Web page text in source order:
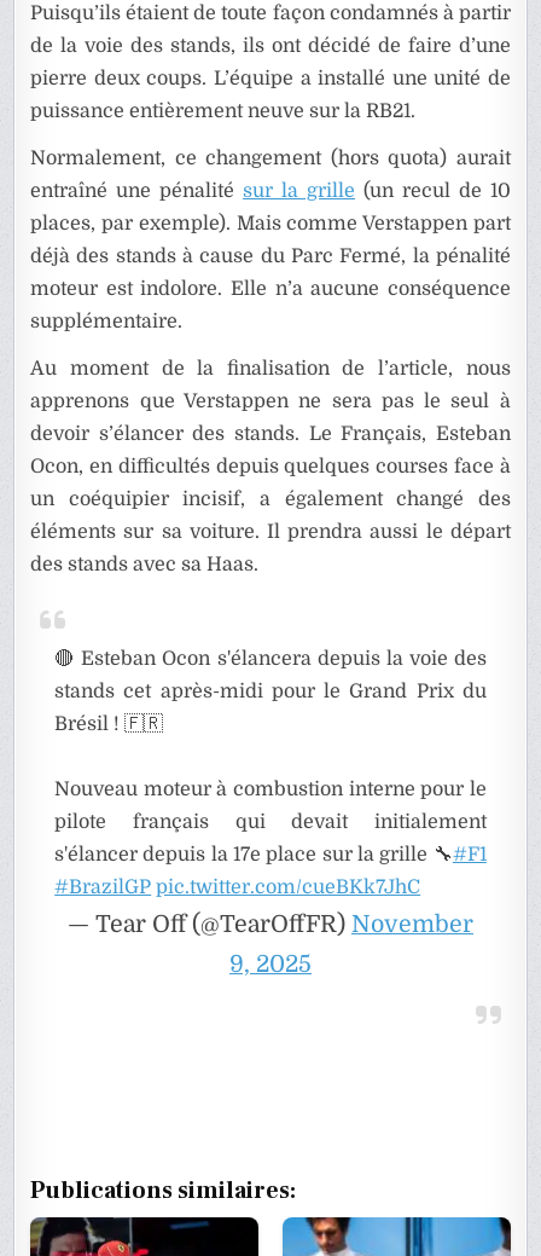
Puisqu’ils étaient de toute façon condamnés à partir
de la voie des stands, ils ont décidé de faire d’une
pierre deux coups. L’équipe a installé une unité de
puissance entièrement neuve sur la RB21.
Normalement, ce changement (hors quota) aurait
entraîné une pénalitésur la grille (un recul de 10
places, par exemple). Mais comme Verstappen part
déjà des stands à cause du Parc Fermé, la pénalité
moteur est indolore. Elle n’a aucune conséquence
supplémentaire.
Au moment de la finalisation de l’article, nous
apprenons que Verstappen ne sera pas le seul à
devoir s’élancer des stands. Le Français, Esteban
Ocon, en difficultés depuis quelques courses face à
un coéquipier incisif, a également changé des
éléments sur sa voiture. Il prendra aussi le départ
des stands avec sa Haas.
🔴 Esteban Ocon s'élancera depuis la voie des
stands cet après-midi pour le Grand Prix du
Brésil ! 🇫🇷
Nouveau moteur à combustion interne pour le
pilote français qui devait initialement
s'élancer depuis la 17e place sur la grille 🔧#F1
#BrazilGP pic.twitter.com/cueBKk7JhC
— Tear Off (@TearOffFR) November
9, 2025
Publications similaires: